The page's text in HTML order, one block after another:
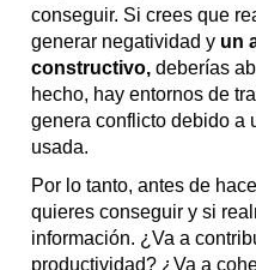
conseguir. Si crees que
generar negatividad y un
constructivo, deberías
hecho, hay entornos de
genera conflicto debido a
usada.
Por lo tanto, antes de
quieres conseguir y si
información. ¿Va a
productividad? ¿Va a